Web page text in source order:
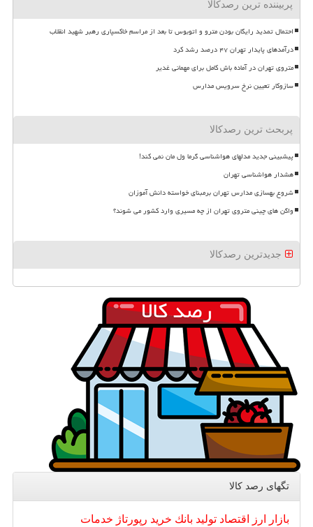
پربیننده ترین رصدکالا
احتمال تمدید رایگان بودن مترو و اتوبوس تا بعد از مراسم خاکسپاری رهبر شهید انقلاب
درآمدهای پایدار تهران ۴۷ درصد رشد کرد
متروی تهران در آماده باش کامل برای مهمانی غدیر
سازوکار تعیین نرخ سرویس مدارس
پربحث ترین رصدکالا
پیشبینی جدید مدلهای هواشناسی گرما ول مان نمی کند!
هشدار هواشناسی تهران
شروع بهسازی مدارس تهران برمبنای خواسته دانش آموزان
واگن های چینی متروی تهران از چه مسیری وارد کشور می شوند؟
جدیدترین رصدکالا
تگهای رصد كالا
بازار ارز اقتصاد تولید بانك خرید رپورتاژ خدمات